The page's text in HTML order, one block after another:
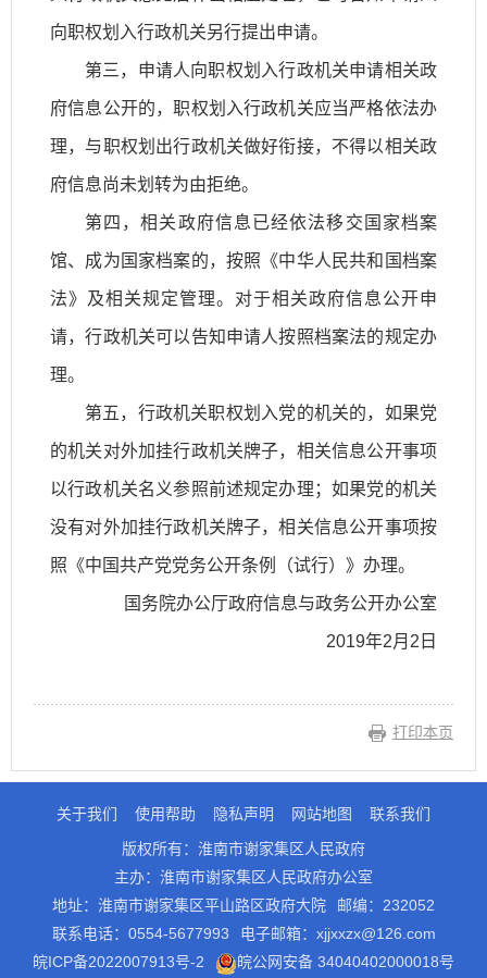
向职权划入行政机关另行提出申请。
第三，申请人向职权划入行政机关申请相关政
府信息公开的，职权划入行政机关应当严格依法办
理，与职权划出行政机关做好衔接，不得以相关政
府信息尚未划转为由拒绝。
第四，相关政府信息已经依法移交国家档案
馆、成为国家档案的，按照《中华人民共和国档案
法》及相关规定管理。对于相关政府信息公开申
请，行政机关可以告知申请人按照档案法的规定办
理。
第五，行政机关职权划入党的机关的，如果党
的机关对外加挂行政机关牌子，相关信息公开事项
以行政机关名义参照前述规定办理；如果党的机关
没有对外加挂行政机关牌子，相关信息公开事项按
照《中国共产党党务公开条例（试行）》办理。
国务院办公厅政府信息与政务公开办公室
2019年2月2日
打印本页
关于我们 使用帮助 隐私声明 网站地图
联系我们
版权所有：淮南市谢家集区人民政府
主办：淮南市谢家集区人民政府办公室
地址：淮南市谢家集区平山路区政府大院
邮编：232052
联系电话：0554-5677993
电子邮箱：xjjxxzx@126.com
皖ICP备2022007913号-2
皖公网安备 34040402000018号